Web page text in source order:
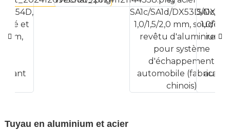
Tuyau en aluminium et acier